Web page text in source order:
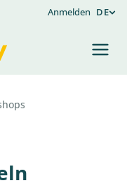
Anmelden DE